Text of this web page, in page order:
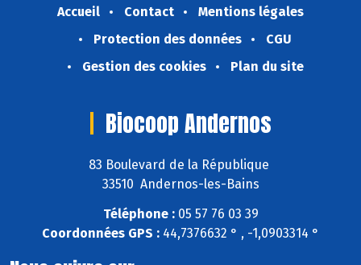
Accueil Contact
Mentions légales
Protection des données
CGU
Gestion des cookies
Plan du site
Biocoop Andernos
83 Boulevard de la République
33510 Andernos-les-Bains
Téléphone :05 57 76 03 39
Coordonnées GPS : 44,7376632 ° , -1,0903314 °